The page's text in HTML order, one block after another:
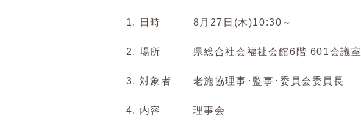
1. 日時 8月27日(木)10:30～
2. 場所 県総合社会福祉会館6階 601会議室
3. 対象者 老施協理事･監事･委員会委員長
4. 内容 理事会